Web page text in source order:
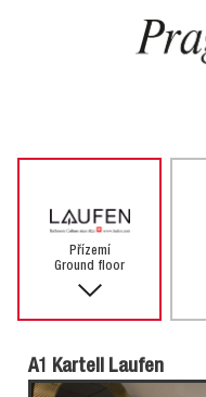
Přízemí
Ground floor
A1 Kartell Laufen